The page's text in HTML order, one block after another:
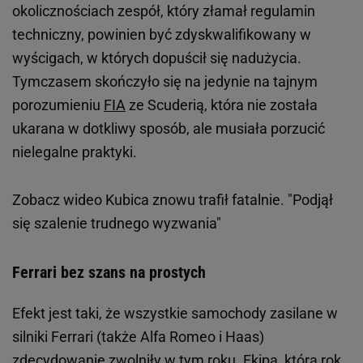
okolicznościach zespół, który złamał regulamin
techniczny, powinien być zdyskwalifikowany w
wyścigach, w których dopuścił się nadużycia.
Tymczasem skończyło się na jedynie na tajnym
porozumieniu FIAze Scuderią, która nie została
ukarana w dotkliwy sposób, ale musiała porzucić
nielegalne praktyki.
Zobacz wideo Kubica znowu trafił fatalnie. "Podjął
się szalenie trudnego wyzwania"
Ferrari bez szans na prostych
Efekt jest taki, że wszystkie samochody zasilane w
silniki Ferrari (także Alfa Romeo i Haas)